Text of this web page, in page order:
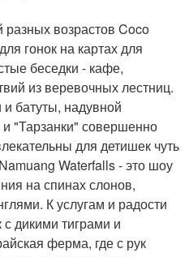
разных возрастов Coco
гонок на картах для
беседки - кафе,
из веревочных лестниц.
батуты, надувной
"Тарзанки" совершенно
для детишек чуть
Waterfalls - это шоу
на спинах слонов,
К услугам и радости
дикими тиграми и
ферма, где с рук